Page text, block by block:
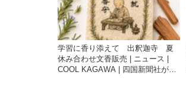
学習に香り添えて 出釈迦寺 夏
休み合わせ文香販売 | ニュース |
COOL KAGAWA | 四国新聞社が提